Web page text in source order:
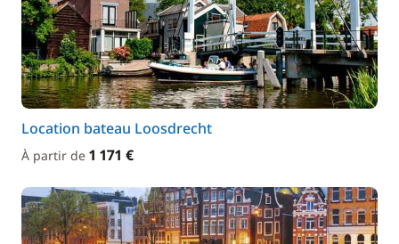
Location bateau Loosdrecht
À partir de 1 171 €